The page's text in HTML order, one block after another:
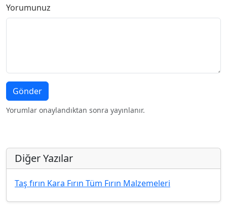
Yorumunuz
Gönder
Yorumlar onaylandıktan sonra yayınlanır.
Diğer Yazılar
Taş fırın Kara Fırın Tüm Fırın Malzemeleri